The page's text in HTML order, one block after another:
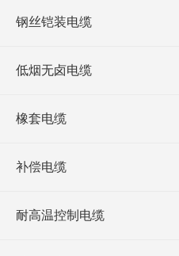
钢丝铠装电缆
低烟无卤电缆
橡套电缆
补偿电缆
耐高温控制电缆